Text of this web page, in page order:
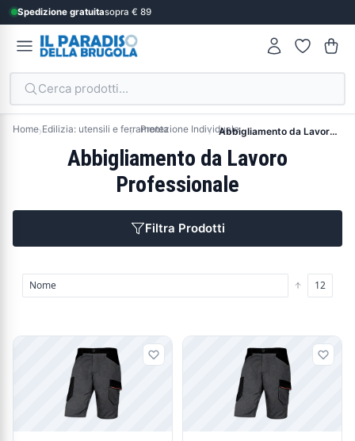
Spedizione gratuitasopra € 89
Cerca prodotti...
Home Edilizia: utensili e ferramentaProtezione Individuale Abbigliamento da Lavoro Professionale
Abbigliamento da Lavoro
Professionale
Filtra Prodotti
Prodotti